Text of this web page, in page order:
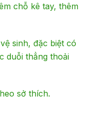
chỗ kê tay, thêm
sinh, đặc biệt có
duỗi thẳng thoải
sở thích.